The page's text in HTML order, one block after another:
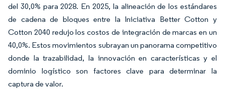
del 30,0% para 2028. En 2025, la alineación de los estándares
de cadena de bloques entre la Iniciativa Better Cotton y
Cotton 2040 redujo los costos de integración de marcas en un
40,0%. Estos movimientos subrayan un panorama competitivo
donde la trazabilidad, la innovación en características y el
dominio logístico son factores clave para determinar la
captura de valor.